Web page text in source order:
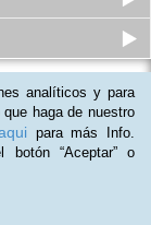
(Online) de
Programables
Plazas disponibles
ars $101.733ars
analíticos y para
haga de nuestro
para más Info.
botón “Aceptar” o